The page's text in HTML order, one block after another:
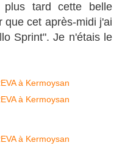
plus tard cette belle
que cet après-midi j'ai
Sprint". Je n'étais le